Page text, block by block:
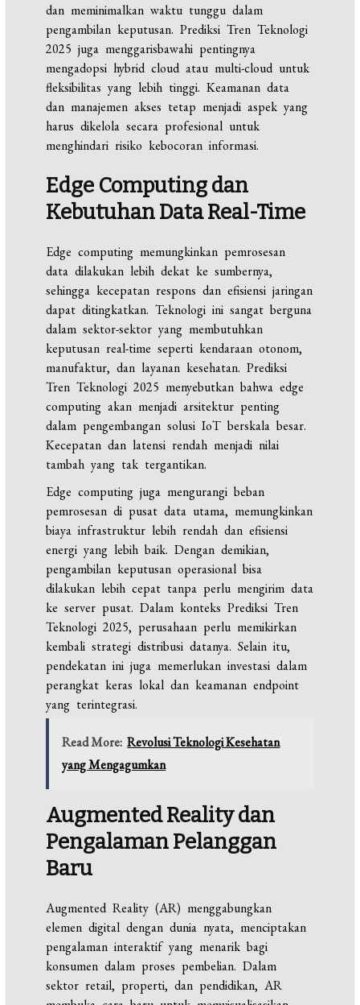
dan meminimalkan waktu tunggu dalam
pengambilan keputusan. Prediksi Tren Teknologi
2025 juga menggarisbawahi pentingnya
mengadopsi hybrid cloud atau multi-cloud untuk
fleksibilitas yang lebih tinggi. Keamanan data
dan manajemen akses tetap menjadi aspek yang
harus dikelola secara profesional untuk
menghindari risiko kebocoran informasi.
Edge Computing dan
Kebutuhan Data Real-Time
Edge computing memungkinkan pemrosesan
data dilakukan lebih dekat ke sumbernya,
sehingga kecepatan respons dan efisiensi jaringan
dapat ditingkatkan. Teknologi ini sangat berguna
dalam sektor-sektor yang membutuhkan
keputusan real-time seperti kendaraan otonom,
manufaktur, dan layanan kesehatan. Prediksi
Tren Teknologi 2025 menyebutkan bahwa edge
computing akan menjadi arsitektur penting
dalam pengembangan solusi IoT berskala besar.
Kecepatan dan latensi rendah menjadi nilai
tambah yang tak tergantikan.
Edge computing juga mengurangi beban
pemrosesan di pusat data utama, memungkinkan
biaya infrastruktur lebih rendah dan efisiensi
energi yang lebih baik. Dengan demikian,
pengambilan keputusan operasional bisa
dilakukan lebih cepat tanpa perlu mengirim data
ke server pusat. Dalam konteks Prediksi Tren
Teknologi 2025, perusahaan perlu memikirkan
kembali strategi distribusi datanya. Selain itu,
pendekatan ini juga memerlukan investasi dalam
perangkat keras lokal dan keamanan endpoint
yang terintegrasi.
Read More: Revolusi Teknologi Kesehatan
yang Mengagumkan
Augmented Reality dan
Pengalaman Pelanggan
Baru
Augmented Reality (AR) menggabungkan
elemen digital dengan dunia nyata, menciptakan
pengalaman interaktif yang menarik bagi
konsumen dalam proses pembelian. Dalam
sektor retail, properti, dan pendidikan, AR